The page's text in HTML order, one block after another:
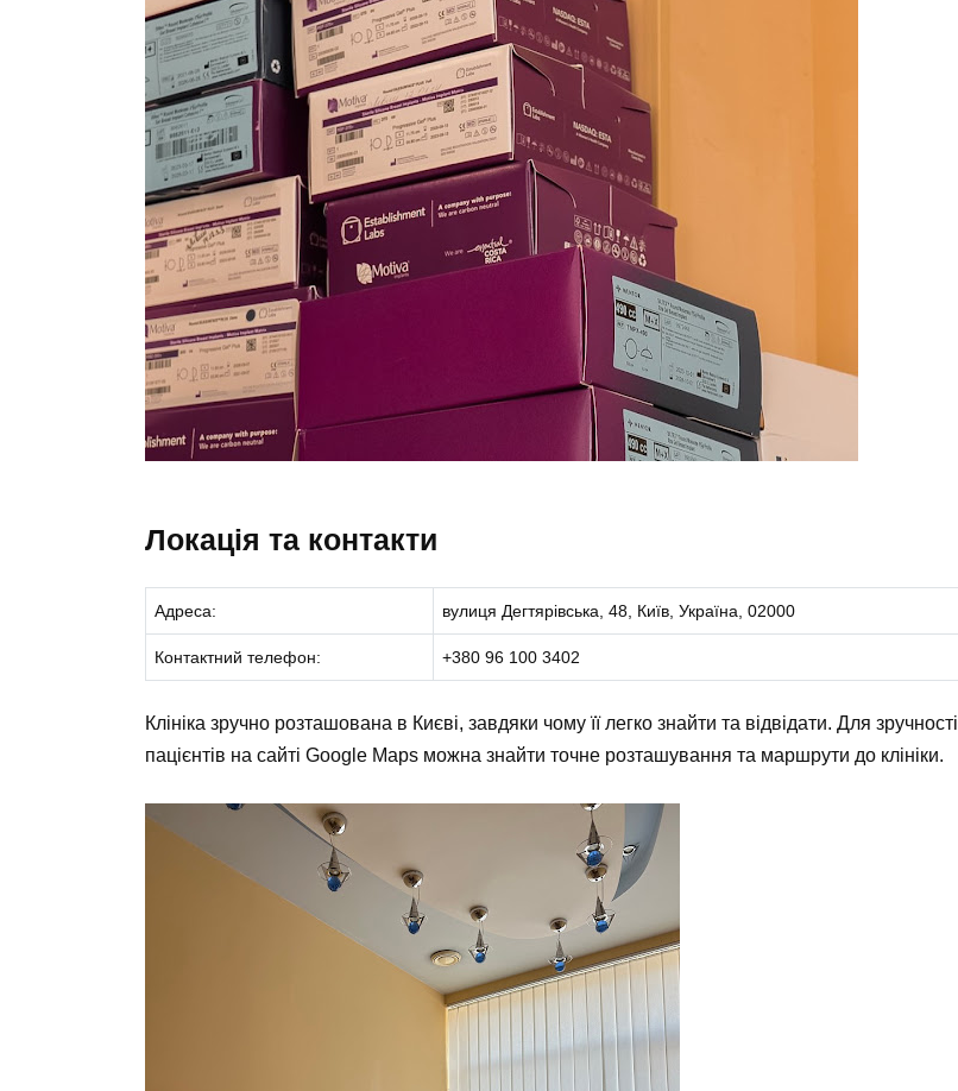
Локація та контакти
Адреса: вулиця Дегтярівська, 48, Київ, Україна, 02000
Контактний телефон: +380 96 100 3402
Клініка зручно розташована в Києві, завдяки чому її легко знайти та відвідати. Для зручності
пацієнтів на сайті Google Maps можна знайти точне розташування та маршрути до клініки.